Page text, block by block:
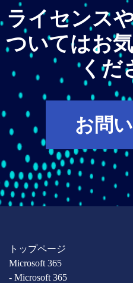
ライセンス
ついてはお
くだ
お問
トップページ
Microsoft 365
- Microsoft 365